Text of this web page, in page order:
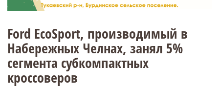
Ford EcoSport, производимый в
Набережных Челнах, занял 5%
сегмента субкомпактных
кроссоверов